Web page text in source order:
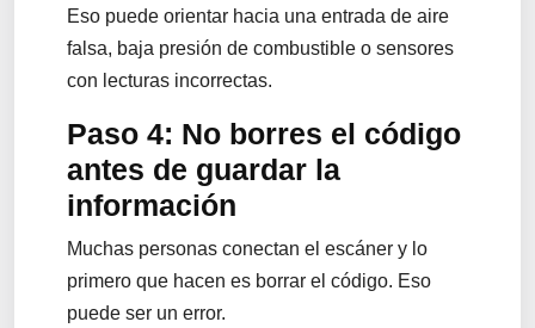
Eso puede orientar hacia una entrada de aire
falsa, baja presión de combustible o sensores
con lecturas incorrectas.
Paso 4: No borres el código
antes de guardar la
información
Muchas personas conectan el escáner y lo
primero que hacen es borrar el código. Eso
puede ser un error.